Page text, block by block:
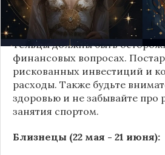
Телец (21 апреля - 21 мая):
Тельцы должны быть
финансовых вопросах.
рискованных инвестиций и
расходы. Также будьте
здоровью и не забывайте про
занятия спортом.
Близнецы (22 мая - 21 июня):